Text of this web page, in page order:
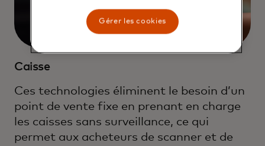
Caisse
Ces technologies éliminent le besoin d’un
point de vente fixe en prenant en charge
les caisses sans surveillance, ce qui
permet aux acheteurs de scanner et de
Gérer les cookies